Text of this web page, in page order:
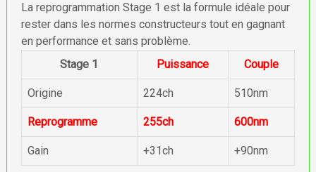
La reprogrammation Stage 1 est la formule idéale pour
rester dans les normes constructeurs tout en gagnant
en performance et sans problème.
Stage 1
Puissance Couple
Origine 224ch 510nm
Reprogramme 255ch 600nm
Gain +31ch +90nm